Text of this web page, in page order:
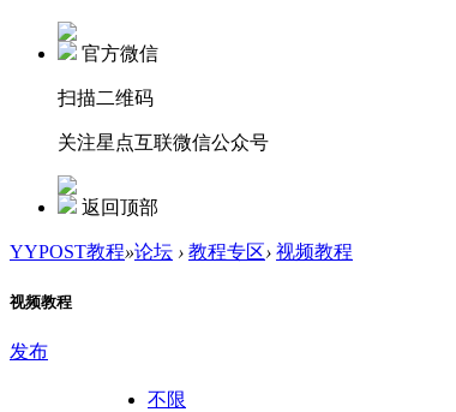
官方微信
扫描二维码
关注星点互联微信公众号
返回顶部
YYPOST教程»论坛 › 教程专区› 视频教程
视频教程
发布
不限